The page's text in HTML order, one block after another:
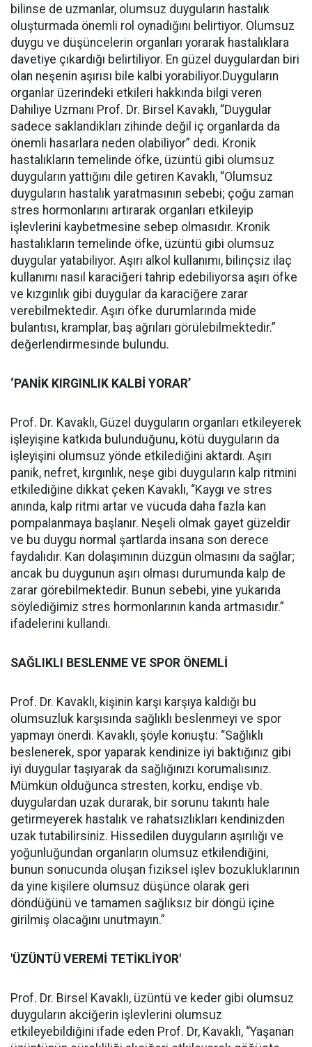
bilinse de uzmanlar, olumsuz duyguların hastalık
oluşturmada önemli rol oynadığını belirtiyor. Olumsuz
duygu ve düşüncelerin organları yorarak hastalıklara
davetiye çıkardığı belirtiliyor. En güzel duygulardan biri
olan neşenin aşırısı bile kalbi yorabiliyor.Duyguların
organlar üzerindeki etkileri hakkında bilgi veren
Dahiliye Uzmanı Prof. Dr. Birsel Kavaklı, “Duygular
sadece saklandıkları zihinde değil iç organlarda da
önemli hasarlara neden olabiliyor” dedi. Kronik
hastalıkların temelinde öfke, üzüntü gibi olumsuz
duyguların yattığını dile getiren Kavaklı, “Olumsuz
duyguların hastalık yaratmasının sebebi; çoğu zaman
stres hormonlarını artırarak organları etkileyip
işlevlerini kaybetmesine sebep olmasıdır. Kronik
hastalıkların temelinde öfke, üzüntü gibi olumsuz
duygular yatabiliyor. Aşırı alkol kullanımı, bilinçsiz ilaç
kullanımı nasıl karaciğeri tahrip edebiliyorsa aşırı öfke
ve kızgınlık gibi duygular da karaciğere zarar
verebilmektedir. Aşırı öfke durumlarında mide
bulantısı, kramplar, baş ağrıları görülebilmektedir.”
değerlendirmesinde bulundu.
‘PANİK KIRGINLIK KALBİ YORAR’
Prof. Dr. Kavaklı, Güzel duyguların organları etkileyerek
işleyişine katkıda bulunduğunu, kötü duyguların da
işleyişini olumsuz yönde etkilediğini aktardı. Aşırı
panik, nefret, kırgınlık, neşe gibi duyguların kalp ritmini
etkilediğine dikkat çeken Kavaklı, “Kaygı ve stres
anında, kalp ritmi artar ve vücuda daha fazla kan
pompalanmaya başlanır. Neşeli olmak gayet güzeldir
ve bu duygu normal şartlarda insana son derece
faydalıdır. Kan dolaşımının düzgün olmasını da sağlar;
ancak bu duygunun aşırı olması durumunda kalp de
zarar görebilmektedir. Bunun sebebi, yine yukarıda
söylediğimiz stres hormonlarının kanda artmasıdır.”
ifadelerini kullandı.
SAĞLIKLI BESLENME VE SPOR ÖNEMLİ
Prof. Dr. Kavaklı, kişinin karşı karşıya kaldığı bu
olumsuzluk karşısında sağlıklı beslenmeyi ve spor
yapmayı önerdi. Kavaklı, şöyle konuştu: “Sağlıklı
beslenerek, spor yaparak kendinize iyi baktığınız gibi
iyi duygular taşıyarak da sağlığınızı korumalısınız.
Mümkün olduğunca stresten, korku, endişe vb.
duygulardan uzak durarak, bir sorunu takıntı hale
getirmeyerek hastalık ve rahatsızlıkları kendinizden
uzak tutabilirsiniz. Hissedilen duyguların aşırılığı ve
yoğunluğundan organların olumsuz etkilendiğini,
bunun sonucunda oluşan fiziksel işlev bozukluklarının
da yine kişilere olumsuz düşünce olarak geri
döndüğünü ve tamamen sağlıksız bir döngü içine
girilmiş olacağını unutmayın.”
'ÜZÜNTÜ VEREMİ TETİKLİYOR'
Prof. Dr. Birsel Kavaklı, üzüntü ve keder gibi olumsuz
duyguların akciğerin işlevlerini olumsuz
etkileyebildiğini ifade eden Prof. Dr, Kavaklı, “Yaşanan